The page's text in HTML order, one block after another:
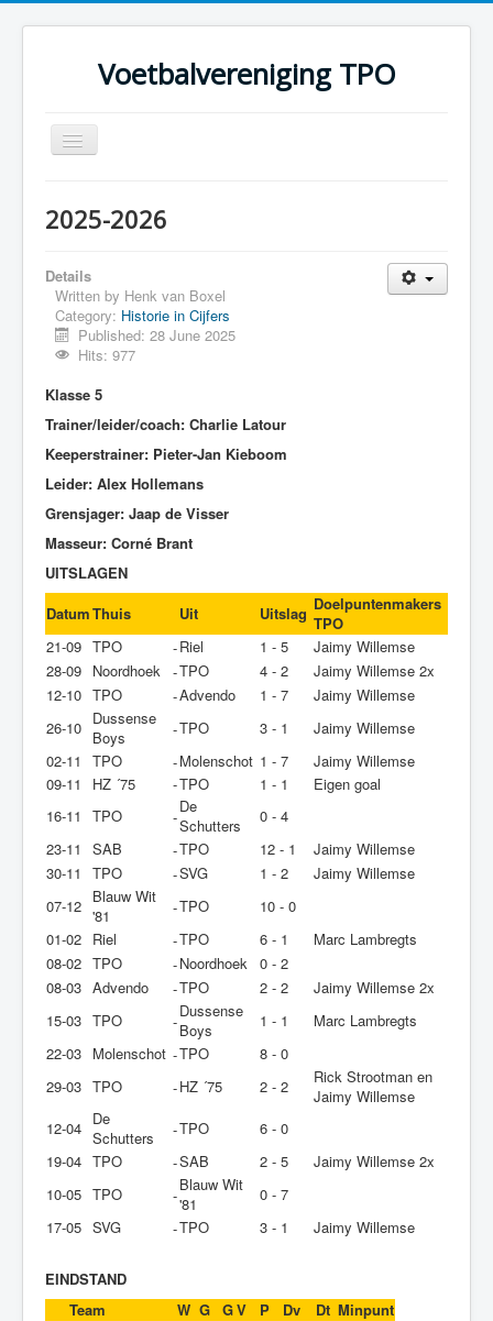
Voetbalvereniging TPO
Toggle
Navigation
Over TPO
Teams
Foto's
Sponsoring
2025-2026
Details
Written by Henk van Boxel
Category: Historie in Cijfers
Published: 28 June 2025
Hits: 977
Klasse 5
Trainer/leider/coach: Charlie Latour
Keeperstrainer: Pieter-Jan Kieboom
Leider: Alex Hollemans
Grensjager: Jaap de Visser
Masseur: Corné Brant
UITSLAGEN
DatumThuis Uit Uitslag Doelpuntenmakers
TPO
21-09 TPO -Riel 1 - 5
Jaimy Willemse
28-09 Noordhoek -TPO 4 - 2
Jaimy Willemse 2x
12-10 TPO -Advendo 1 - 7
Jaimy Willemse
26-10 Dussense
Boys
-TPO 3 - 1
Jaimy Willemse
02-11
TPO -Molenschot 1 - 7
Jaimy Willemse
09-11
HZ ´75 -TPO 1 - 1
Eigen goal
16-11
TPO -
De
Schutters
0 - 4
23-11
SAB -TPO 12 - 1
Jaimy Willemse
30-11
TPO -SVG 1 - 2
Jaimy Willemse
07-12 Blauw Wit
'81
-TPO
10 - 0
01-02 Riel -TPO 6 - 1
Marc Lambregts
08-02 TPO -Noordhoek 0 - 2
08-03 Advendo -TPO 2 - 2
Jaimy Willemse 2x
15-03 TPO -
Dussense
Boys
1 - 1
Marc Lambregts
22-03 Molenschot -TPO
8 - 0
29-03 TPO -HZ ´75 2 - 2
Rick Strootman en
Jaimy Willemse
12-04 De
Schutters
-TPO
6 - 0
19-04 TPO -SAB 2 - 5
Jaimy Willemse 2x
10-05 TPO -
Blauw Wit
'81
0 - 7
17-05 SVG -TPO 3 - 1 Jaimy Willemse
EINDSTAND
Team
W G GV P Dv Dt Minpunt